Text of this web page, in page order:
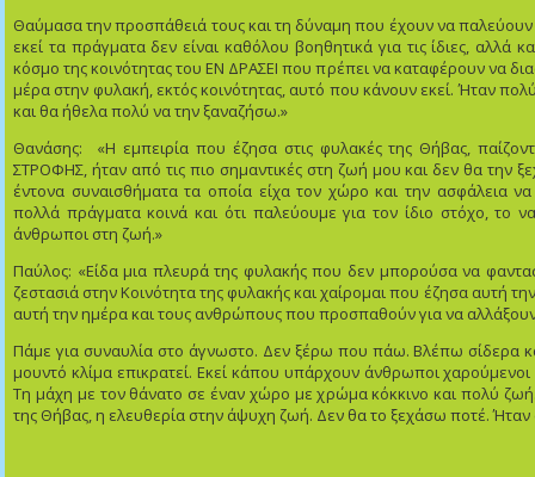
Θαύμασα την προσπάθειά τους και τη δύναμη που έχουν να
εκεί τα πράγματα δεν είναι καθόλου βοηθητικά για τις ίδιες, αλλά
κόσμο της κοινότητας του ΕΝ ΔΡΑΣΕΙ που πρέπει να καταφέρουν να
μέρα στην φυλακή, εκτός κοινότητας, αυτό που κάνουν εκεί. Ήταν
και θα ήθελα πολύ να την ξαναζήσω.»
Θανάσης: «Η εμπειρία που έζησα στις φυλακές της Θήβας,
ΣΤΡΟΦΗΣ, ήταν από τις πιο σημαντικές στη ζωή μου και δεν θα την
έντονα συναισθήματα τα οποία είχα τον χώρο και την ασφάλεια
πολλά πράγματα κοινά και ότι παλεύουμε για τον ίδιο στόχο, το
άνθρωποι στη ζωή.»
Παύλος: «Είδα μια πλευρά της φυλακής που δεν μπορούσα να
ζεστασιά στην Κοινότητα της φυλακής και χαίρομαι που έζησα αυτή
αυτή την ημέρα και τους ανθρώπους που προσπαθούν για να
Πάμε για συναυλία στο άγνωστο. Δεν ξέρω που πάω. Βλέπω σίδερα
μουντό κλίμα επικρατεί. Εκεί κάπου υπάρχουν άνθρωποι
Τη μάχη με τον θάνατο σε έναν χώρο με χρώμα κόκκινο και πολύ
της Θήβας, η ελευθερία στην άψυχη ζωή. Δεν θα το ξεχάσω ποτέ. Ήταν